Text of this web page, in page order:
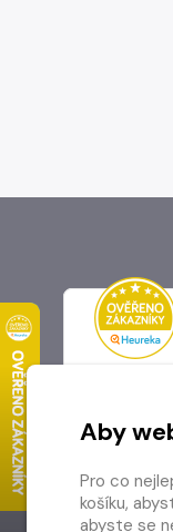
Aby
Pro co
košíku,
abyste se